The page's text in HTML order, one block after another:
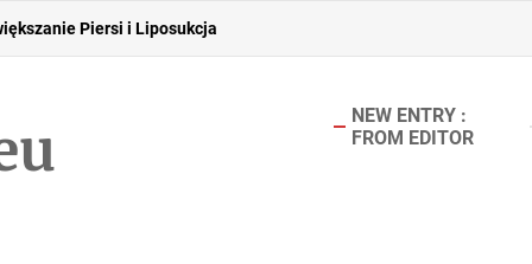
Piersi i Liposukcja
Rozwiązanie dla Osób Poszukujących Stylu i Pewności Siebie
NEW ENTRY :
FROM EDITOR